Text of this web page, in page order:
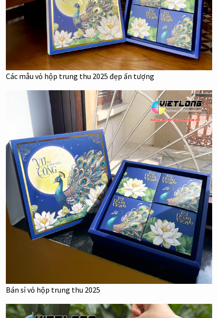
Các mẫu vỏ hộp trung thu 2025 đẹp ấn tượng
Bán sỉ vỏ hộp trung thu 2025